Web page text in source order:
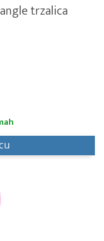
trzalica